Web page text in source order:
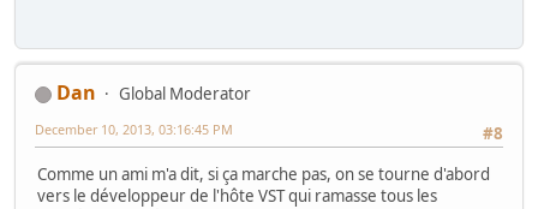
Dan
Global Moderator
#8
December 10, 2013, 03:16:45 PM
Comme un ami m'a dit, si ça marche pas, on se tourne d'abord
vers le développeur de l'hôte VST qui ramasse tous les